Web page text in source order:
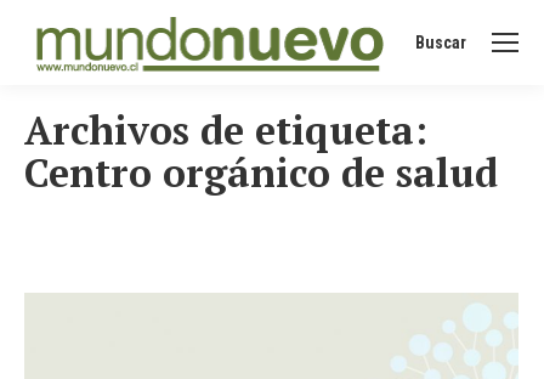
Buscar:
Buscar
Archivos de etiqueta:
Centro orgánico de salud